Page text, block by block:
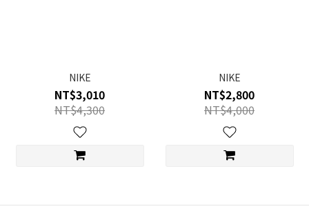
NIKE
NT$3,010
NT$4,300
NIKE
NT$2,800
NT$4,000